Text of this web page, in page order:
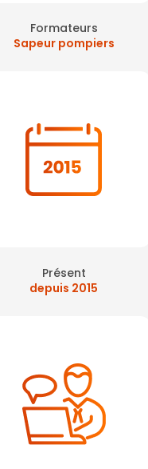
Formateurs
Sapeur pompiers
Présent
depuis 2015